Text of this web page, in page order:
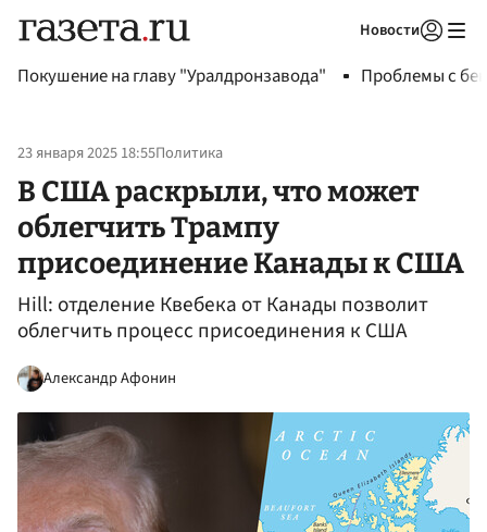
Новости
Покушение на главу "Уралдронзавода" Проблемы с
23 января 2025 18:55Политика
В США раскрыли, что может
облегчить Трампу
присоединение Канады к США
Hill: отделение Квебека от Канады позволит
облегчить процесс присоединения к США
Александр Афонин